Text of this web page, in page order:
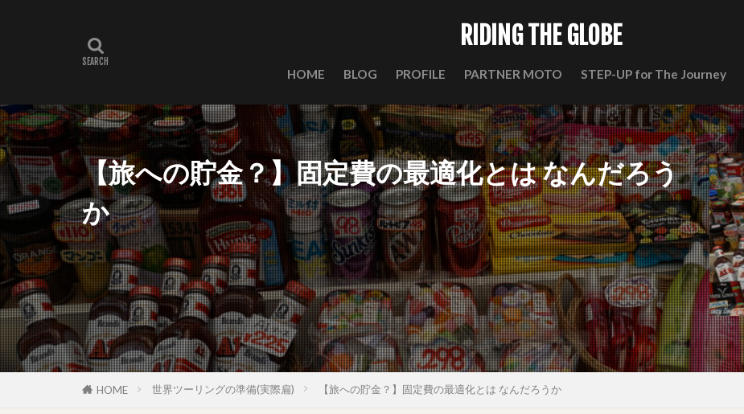
RIDING THE GLOBE
HOME BLOG PROFILE PARTNER MOTO STEP-UP for The Journey
【旅への貯金？】固定費の最適化とは なんだろう
か
HOME 世界ツーリングの準備(実際扁) 【旅への貯金？】固定費の最適化とは なんだろうか